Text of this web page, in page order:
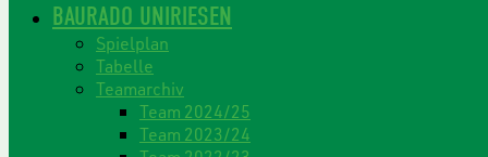
BAURADO UNIRIESEN
Spielplan
Tabelle
Teamarchiv
Team 2024/25
Team 2023/24